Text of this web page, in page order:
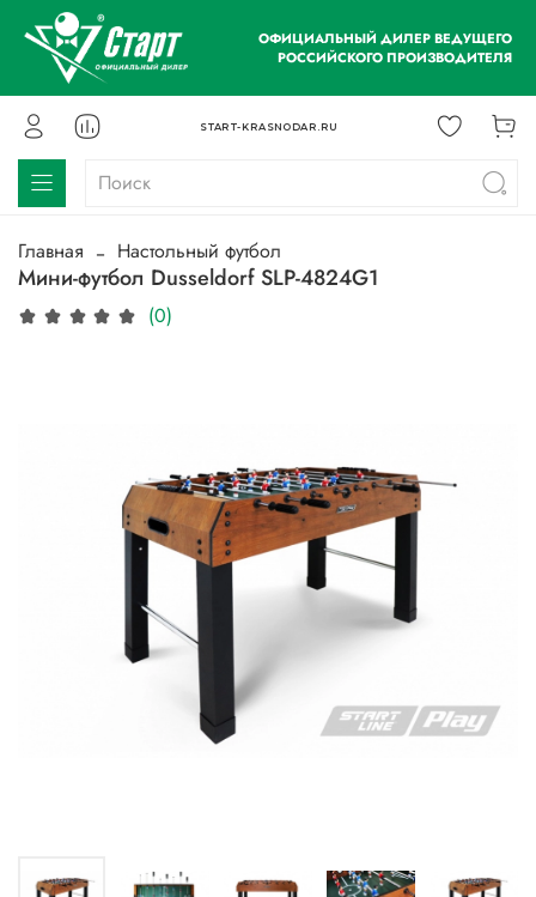
ОФИЦИАЛЬНЫЙ ДИЛЕР ВЕДУЩЕГО
РОССИЙСКОГО ПРОИЗВОДИТЕЛЯ
START-KRASNODAR.RU
Главная Настольный футбол
Мини-футбол Dusseldorf SLP-4824G1
(0)